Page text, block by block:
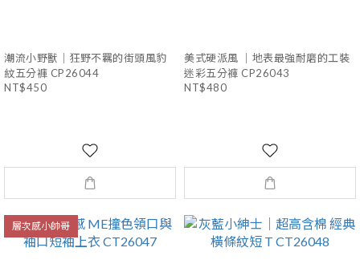
潮流小野獸｜狂野不羈的街頭風豹
紋五分褲 CP26044
NT$450
美式硬派風 ｜地表最強耐磨的工裝
迷彩五分褲 CP26043
NT$480
層次感小帥哥